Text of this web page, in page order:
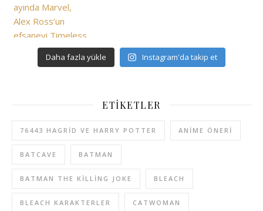
Daha fazla yükle Instagram'da takip et
ETIKETLER
76443 HAGRID VE HARRY POTTER ANIME ÖNERI
BATCAVE BATMAN
BATMAN THE KILLING JOKE BLEACH
BLEACH KARAKTERLER CATWOMAN